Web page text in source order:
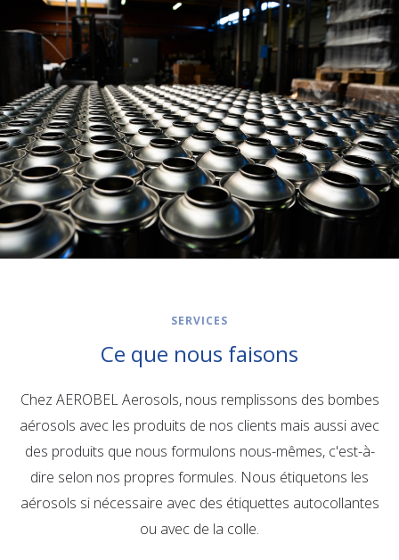
SERVICES
Ce que nous faisons
Chez AEROBEL Aerosols, nous remplissons des bombes
aérosols avec les produits de nos clients mais aussi avec
des produits que nous formulons nous-mêmes, c'est-à-
dire selon nos propres formules. Nous étiquetons les
aérosols si nécessaire avec des étiquettes autocollantes
ou avec de la colle.